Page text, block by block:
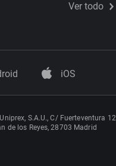
Ver todo
iOS
S.A.U., C/ Fuerteventura 12
de los Reyes, 28703 Madrid